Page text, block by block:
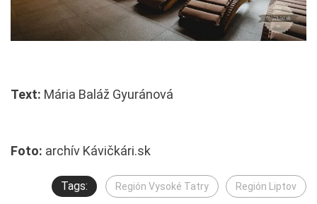
Text: Mária Baláž Gyuránová
Foto: archív Kávičkári.sk
Tags: Región Vysoké Tatry Región Liptov